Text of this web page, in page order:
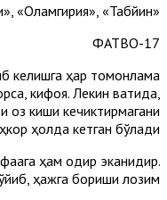
«Ал-Баҳрур-роиқ», «Оламгирия», «Табйин».
17-ФАТВО
келишга ҳар томонлама
кифоя. Лекин вақтида,
оз киши кечиктирмагани
ҳолда кетган бўлади.
ҳам қодир эканидир.
ҳажга бориши лозим.